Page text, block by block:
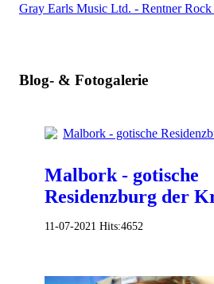
Gray Earls Music Ltd. - Rentner
Blog- & Fotogalerie
Malbork - gotische
Residenzburg der
11-07-2021 Hits:4652